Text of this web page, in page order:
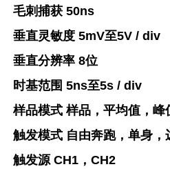
毛刺捕获 50ns
垂直灵敏度 5mV至5V / div
垂直分辨率 8位
时基范围 5ns至5s / div
样品模式 样品，平均值，峰
触发模式 自由奔跑，单身，
触发源 CH1，CH2